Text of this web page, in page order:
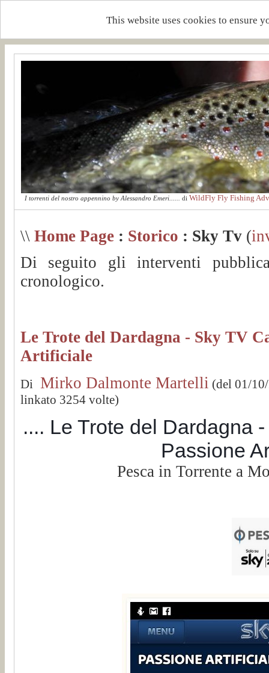
This website uses cookies to ensure
I torrenti del nostro appennino by Alessandro Emeri...... di WildFly Fly Fishing
\\ Home Page : Storico : Sky Tv (
Di seguito gli interventi
cronologico.
Le Trote del Dardagna - Sky TV
Artificiale
Di Mirko Dalmonte Martelli (del 01/
linkato 3254 volte)
.... Le Trote del Dardagna
Passione
Pesca in Torrente a